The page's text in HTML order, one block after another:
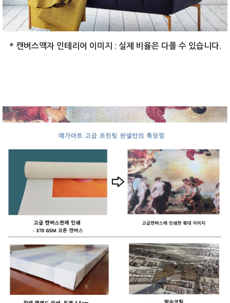
* 캔버스액자 인테리어 이미지 : 실제 비율은 다를 수 있습니다.